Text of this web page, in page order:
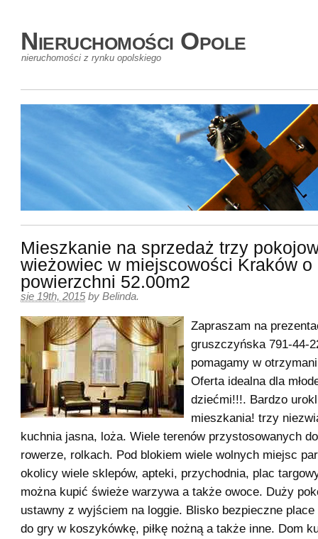
Nieruchomości Opole
nieruchomości z rynku opolskiego
Mieszkanie na sprzedaż trzy
wieżowiec w miejscowości Kraków o
powierzchni 52.00m2
sie 19th, 2015 by Belinda.
Zapraszam na
gruszczyńska 791-44-
pomagamy w
Oferta idealna dla
dziećmi!!!. Bardzo
mieszkania! trzy
kuchnia jasna, loża. Wiele terenów przystosowanych
rowerze, rolkach. Pod blokiem wiele wolnych miejsc
okolicy wiele sklepów, apteki, przychodnia, plac
można kupić świeże warzywa a także owoce. Duży
ustawny z wyjściem na loggie. Blisko bezpieczne place
do gry w koszykówkę, piłkę nożną a także inne. Dom